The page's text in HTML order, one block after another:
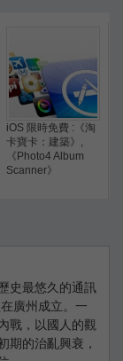
iOS 限時免費 :《淘
卡寶卡：建築》,
《Photo4 Album
Scanner》
史最悠久的通訊
廣州成­立。一
戰，以國人的觀
期的­治亂興衰，